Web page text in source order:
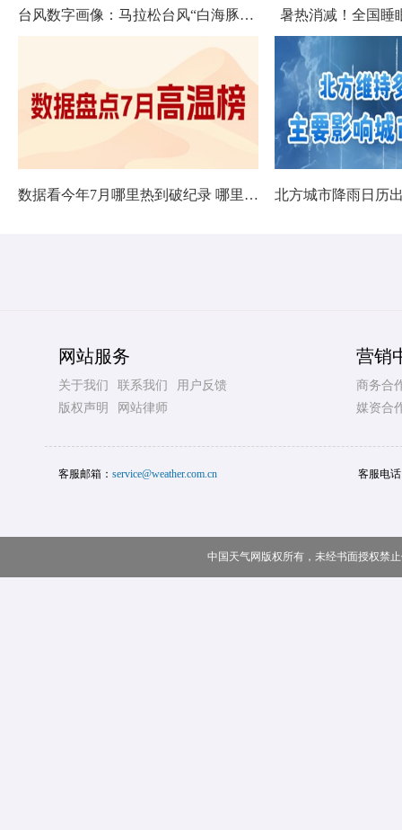
台风数字画像：马拉松台风“白海豚”将影响十余省份 暑热消减！全国睡
数据看今年7月哪里热到破纪录 哪里暑热连轴转
网站服务
关于我们 联系我们
用户反馈
版权声明
网站律师
营销
商务合
媒资合
客服邮箱： service@weather.com.cn 客服电
中国天气网版权所有，未经书面授权